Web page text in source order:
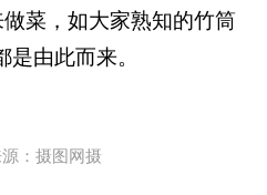
做菜，如大家熟知的竹筒
由此而来。
：摄图网摄